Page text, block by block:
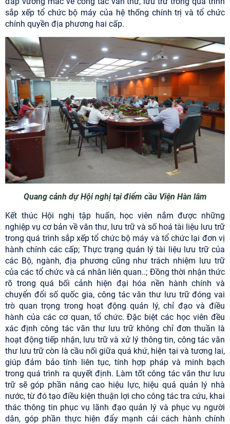
sắp xếp tổ chức bộ máy của hệ thống chính trị và tổ chức
chính quyền địa phương hai cấp.
Quang cảnh dự Hội nghị tại điểm cầu Viện Hàn lâm
Kết thúc Hội nghị tập huấn, học viên nắm được những
nghiệp vụ cơ bản về văn thư, lưu trữ và số hoá tài liệu lưu trữ
trong quá trình sắp xếp tổ chức bộ máy và tổ chức lại đơn vị
hành chính các cấp; Thực trạng quản lý tài liệu lưu trữ của
các Bộ, ngành, địa phương cũng như trách nhiệm lưu trữ
của các tổ chức và cá nhân liên quan..; Đồng thời nhận thức
rõ trong quá bối cảnh hiện đại hóa nền hành chính và
chuyển đổi số quốc gia, công tác văn thư lưu trữ đóng vai
trò quan trọng trong hoạt động quản lý, chỉ đạo và điều
hành của các cơ quan, tổ chức. Đặc biệt các học viên đều
xác định công tác văn thư lưu trữ không chỉ đơn thuần là
hoạt động tiếp nhận, lưu trữ và xử lý thông tin, công tác văn
thư lưu trữ còn là cầu nối giữa quá khứ, hiện tại và tương lai,
giúp đảm bảo tính liên tục, tính hợp pháp và minh bạch
trong quá trình ra quyết định. Làm tốt công tác văn thư lưu
trữ sẽ góp phần nâng cao hiệu lực, hiệu quả quản lý nhà
nước, từ đó tạo điều kiện thuận lợi cho công tác tra cứu, khai
thác thông tin phục vụ lãnh đạo quản lý và phục vụ người
dân, góp phần thực hiện đẩy mạnh cải cách hành chính